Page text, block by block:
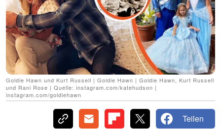
Goldie Hawn und Kurt Russell | Goldie Hawn | Goldie Hawn, Kurt Russell
und Rani Rose | Quelle: instagram.com/katehudson |
instagram.com/goldiehawn
Teilen